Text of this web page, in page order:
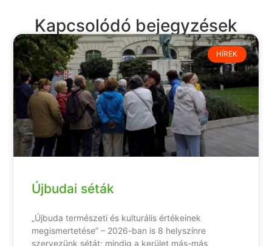
Kapcsolódó bejegyzések
HÍREK
Újbudai séták
„Újbuda természeti és kulturális értékeinek
megismertetése” – 2026-ban is 8 helyszínre
szervezünk sétát; mindig a kerület más-más